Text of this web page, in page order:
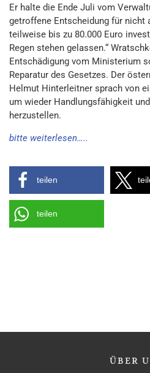
Er halte die Ende Juli vom
getroffene Entscheidung für nicht
teilweise bis zu 80.000 Euro
Regen stehen gelassen.“
Entschädigung vom Ministerium
Reparatur des Gesetzes. Der
Helmut Hinterleitner sprach von
um wieder Handlungsfähigkeit
herzustellen.
bitte weiterlesen…..
teilen
teilen
ÜBER